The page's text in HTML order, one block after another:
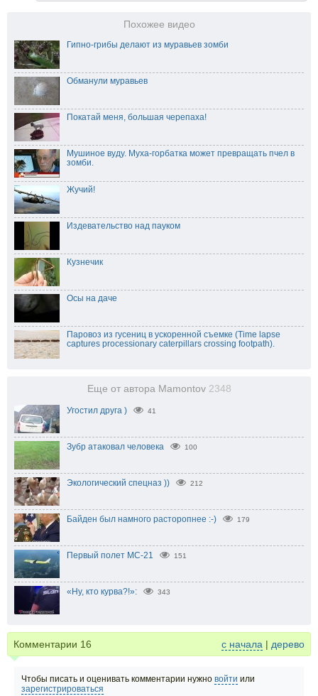
Похожее видео
Гипно-грибы делают из муравьев зомби
Обманули муравьев
Покатай меня, большая черепаха!
Мушиное вуду. Муха-горбатка может превращать пчел в
зомби.
Жучий!
Издевательство над пауком
Кузнечик
Осы на даче
Паровоз из гусениц в ускоренной съемке (Time lapse
captures processionary caterpillars crossing footpath).
Еще от автора Mamontov 2348
Угостил друга ) 41
Зубр атаковал человека 100
Экологический спецназ )) 212
Байден был намного расторопнее :-) 179
Первый полет МС-21 151
«Ну, кто курва?!»: 343
Комментарии 16 с начала | дерево
Чтобы писать и оценивать комментарии нужно войти или
зарегистрироваться